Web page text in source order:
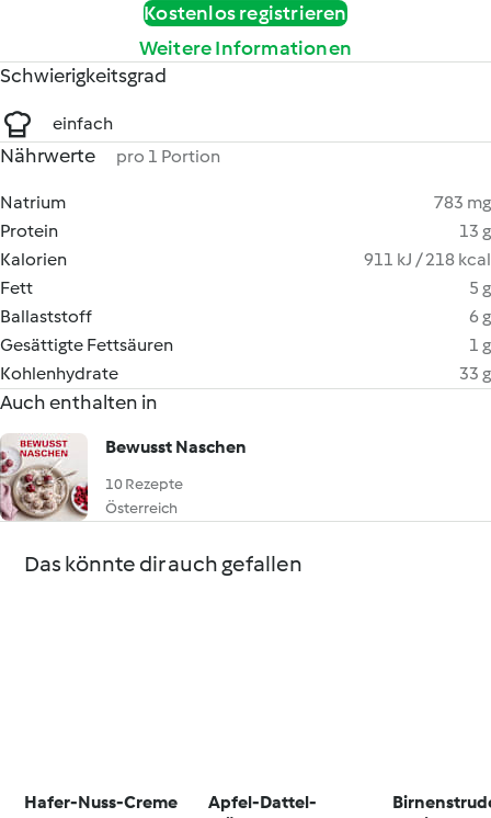
Kostenlos registrieren
Weitere Informationen
Schwierigkeitsgrad
einfach
Nährwerte pro 1 Portion
Natrium
783 mg
Protein
13 g
Kalorien
911 kJ / 218 kcal
Fett
5 g
Ballaststoff
6 g
Gesättigte Fettsäuren
1 g
Kohlenhydrate
33 g
Auch enthalten in
Bewusst Naschen
10 Rezepte
Österreich
Das könnte dir auch gefallen
Hafer-Nuss-Creme
Apfel-Dattel-